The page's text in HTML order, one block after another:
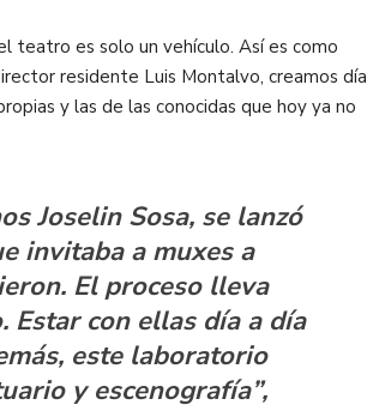
teatro es solo un vehículo. Así es como
residente Luis Montalvo, creamos día
y las de las conocidas que hoy ya no
Joselin Sosa, se lanzó
invitaba a muxes a
El proceso lleva
con ellas día a día
este laboratorio
y escenografía”,